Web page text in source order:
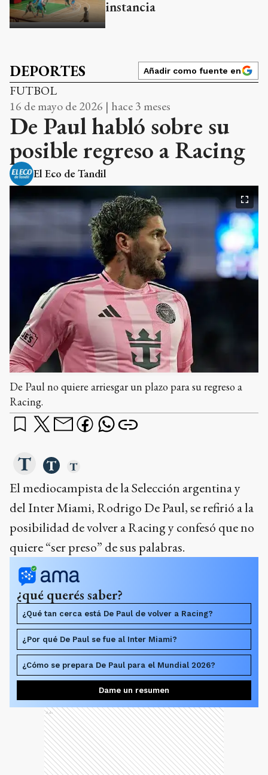
instancia
DEPORTES Añadir como fuente en
FUTBOL
16 de mayo de 2026 | hace 3 meses
De Paul habló sobre su
posible regreso a Racing
El Eco de Tandil
De Paul no quiere arriesgar un plazo para su regreso a
Racing.
El mediocampista de la Selección argentina y
del Inter Miami, Rodrigo De Paul, se refirió a la
posibilidad de volver a Racing y confesó que no
quiere “ser preso” de sus palabras.
¿qué querés saber?
¿Qué tan cerca está De Paul de volver a Racing?
¿Por qué De Paul se fue al Inter Miami?
¿Cómo se prepara De Paul para el Mundial 2026?
Dame un resumen
Ads